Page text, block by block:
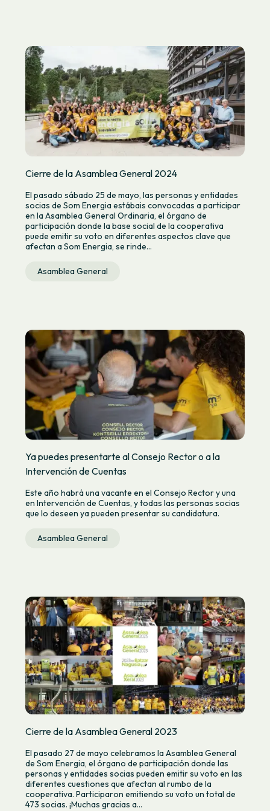
Cierre de la Asamblea General 2024
El pasado sábado 25 de mayo, las personas y entidades
socias de Som Energia estábais convocadas a participar
en la Asamblea General Ordinaria, el órgano de
participación donde la base social de la cooperativa
puede emitir su voto en diferentes aspectos clave que
afectan a Som Energia, se rinde...
Asamblea General
Ya puedes presentarte al Consejo Rector o a la
Intervención de Cuentas
Este año habrá una vacante en el Consejo Rector y una
en Intervención de Cuentas, y todas las personas socias
que lo deseen ya pueden presentar su candidatura.
Asamblea General
Cierre de la Asamblea General 2023
El pasado 27 de mayo celebramos la Asamblea General
de Som Energia, el órgano de participación donde las
personas y entidades socias pueden emitir su voto en las
diferentes cuestiones que afectan al rumbo de la
cooperativa. Participaron emitiendo su voto un total de
473 socias. ¡Muchas gracias a...